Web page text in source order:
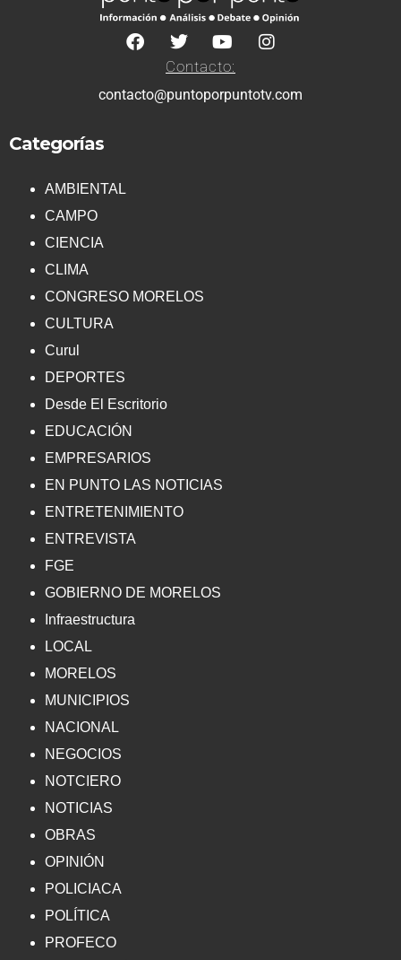
Contacto:
contacto@puntoporpuntotv.com
Categorías
AMBIENTAL
CAMPO
CIENCIA
CLIMA
CONGRESO MORELOS
CULTURA
Curul
DEPORTES
Desde El Escritorio
EDUCACIÓN
EMPRESARIOS
EN PUNTO LAS NOTICIAS
ENTRETENIMIENTO
ENTREVISTA
FGE
GOBIERNO DE MORELOS
Infraestructura
LOCAL
MORELOS
MUNICIPIOS
NACIONAL
NEGOCIOS
NOTCIERO
NOTICIAS
OBRAS
OPINIÓN
POLICIACA
POLÍTICA
PROFECO